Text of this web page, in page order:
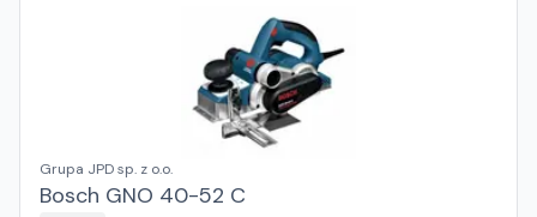
Grupa JPD sp. z o.o.
Bosch GNO 40-52 C